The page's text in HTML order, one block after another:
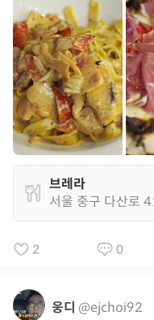
브레라
서울 중구 다산로
2 0
웅디 @ejchoi92